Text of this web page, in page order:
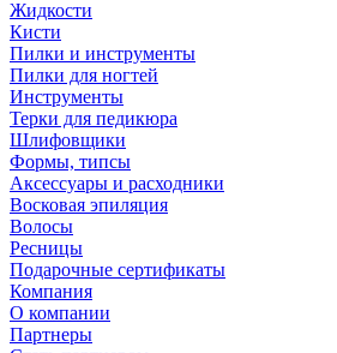
Жидкости
Кисти
Пилки и инструменты
Пилки для ногтей
Инструменты
Терки для педикюра
Шлифовщики
Формы, типсы
Аксессуары и расходники
Восковая эпиляция
Волосы
Ресницы
Подарочные сертификаты
Компания
О компании
Партнеры